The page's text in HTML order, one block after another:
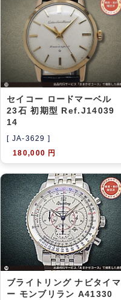
セイコー ロードマーベル
23石 初期型 Ref.J14039
14
[ JA-3629 ]
180,000 円
ブライトリング ナビタイマ
ー モンブリラン A41330